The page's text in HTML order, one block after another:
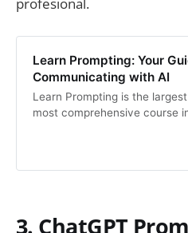
Learn Prompting: Your
Communicating with AI
Learn Prompting is the
most comprehensive course
3. ChatGPT